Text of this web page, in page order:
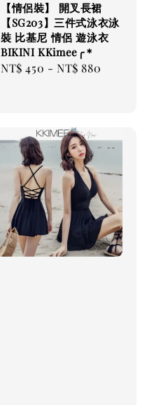
【情侶裝】 開叉長裙
【SG203】三件式泳衣泳
裝 比基尼 情侶 遊泳衣
BIKINI KKimee╭＊
Regular
NT$ 450 -NT$ 880